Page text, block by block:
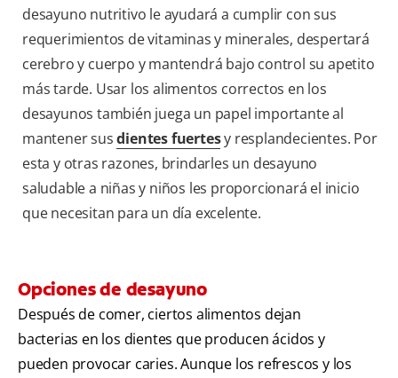
desayuno nutritivo le ayudará a cumplir con sus
requerimientos de vitaminas y minerales, despertará
cerebro y cuerpo y mantendrá bajo control su apetito
más tarde. Usar los alimentos correctos en los
desayunos también juega un papel importante al
mantener susdientes fuertesy resplandecientes. Por
esta y otras razones, brindarles un desayuno
saludable a niñas y niños les proporcionará el inicio
que necesitan para un día excelente.
Opciones de desayuno
Después de comer, ciertos alimentos dejan
bacterias en los dientes que producen ácidos y
pueden provocar caries. Aunque los refrescos y los